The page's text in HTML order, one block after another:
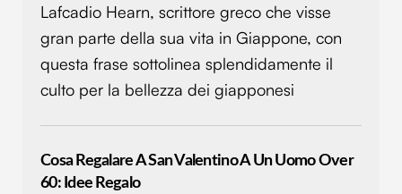
Lafcadio Hearn, scrittore greco che visse
gran parte della sua vita in Giappone, con
questa frase sottolinea splendidamente il
culto per la bellezza dei giapponesi
Cosa Regalare A San Valentino A Un Uomo Over
60: Idee Regalo